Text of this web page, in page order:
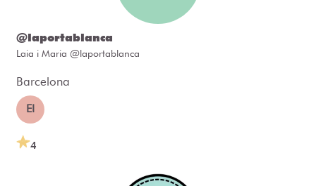
@laportablanca
Laia i Maria @laportablanca
Barcelona
EI
4